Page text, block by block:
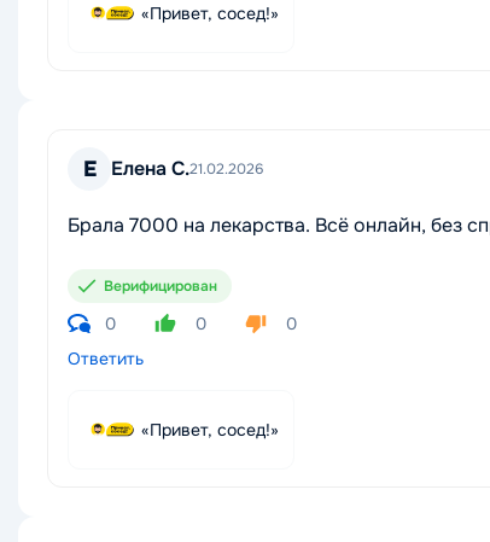
«Привет, сосед!»
Е Елена С.21.02.2026
Брала 7000 на лекарства. Всё онлайн, без
Верифицирован
0 0
0
Ответить
«Привет, сосед!»